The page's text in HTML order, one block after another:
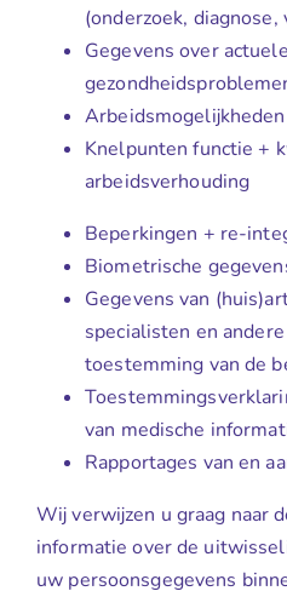
(onderzoek, diagnose,
Gegevens over
Knelpunten functie +
arbeidsverhouding
Beperkingen + re-
Biometrische
Gegevens van
specialisten en
toestemming van de
van medische
Rapportages van en
Wij verwijzen u graag naar
informatie over de
uw persoonsgegevens